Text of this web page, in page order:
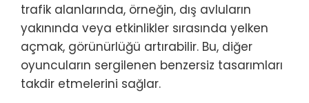
trafik alanlarında, örneğin, dış avluların
yakınında veya etkinlikler sırasında yelken
açmak, görünürlüğü artırabilir. Bu, diğer
oyuncuların sergilenen benzersiz tasarımları
takdir etmelerini sağlar.